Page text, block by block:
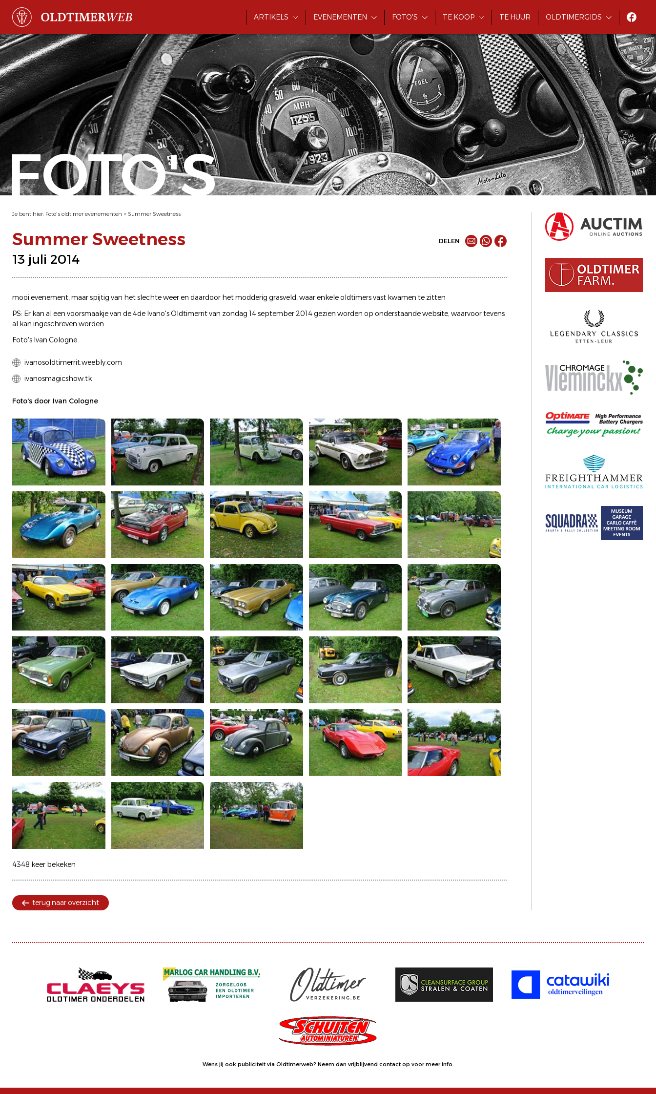
ARTIKELS EVENEMENTEN FOTO'S TE KOOP TE HUUR OLDTIMERGIDS
FOTO'S
Je bent hier: Foto's oldtimer evenementen > Summer Sweetness
Summer Sweetness
13 juli 2014
DELEN
mooi evenement, maar spijtig van het slechte weer en daardoor het modderig grasveld, waar enkele oldtimers vast kwamen te zitten
PS: Er kan al een voorsmaakje van de 4de Ivano's Oldtimerrit van zondag 14 september 2014 gezien worden op onderstaande website, waarvoor tevens
al kan ingeschreven worden.
Foto's Ivan Cologne
ivanosoldtimerrit.weebly.com
ivanosmagicshow.tk
Foto's door Ivan Cologne
4348 keer bekeken
terug naar overzicht
Wens jij ook publiciteit via Oldtimerweb? Neem dan vrijblijvend contact op voor meer info.